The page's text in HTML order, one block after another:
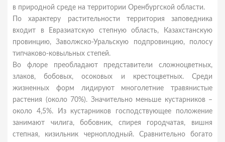
в природной среде на территории Оренбургской области.
По характеру растительности территория заповедника
входит в Евразиатскую степную область, Казахстанскую
провинцию, Заволжско-Уральскую подпровинцию, полосу
типчаково-ковыльных степей.
Во флоре преобладают представители сложноцветных,
злаков, бобовых, осоковых и крестоцветных. Среди
жизненных форм лидируют многолетние травянистые
растения (около 70%). Значительно меньше кустарников –
около 4,5%. Из кустарников господствующее положение
занимают чилига, бобовник, спирея городчатая, вишня
степная, кизильник черноплодный. Сравнительно богато